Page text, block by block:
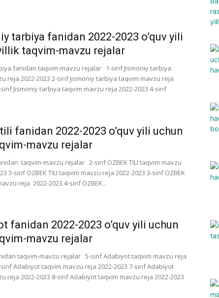
tarbiya fanidan 2022-2023 o’quv yili
taqvim-mavzu rejalar
fanidan taqvim-mavzu rejalar 1-sinf Jismoniy tarbiya
reja 2022-2023 2-sinf Jismoniy tarbiya taqvim mavzu reja
sinf Jismoniy tarbiya taqvim mavzu reja 2022-2023 4-sinf
tili fanidan 2022-2023 o’quv yili uchun
mavzu rejalar
taqvim-mavzu rejalar 2-sinf OZBEK TILI taqvim mavzu
3-sinf OZBEK TILI taqvim mavzu reja 2022-2023 3-sinf OZBEK
reja 2022-2023 4-sinf OZBEK...
fanidan 2022-2023 o’quv yili uchun
mavzu rejalar
taqvim-mavzu rejalar 5-sinf Adabiyot taqvim mavzu reja
sinf Adabiyot taqvim mavzu reja 2022-2023 7-sinf Adabiyot
reja 2022-2023 8-sinf Adabiyot taqvim mavzu reja 2022-2023